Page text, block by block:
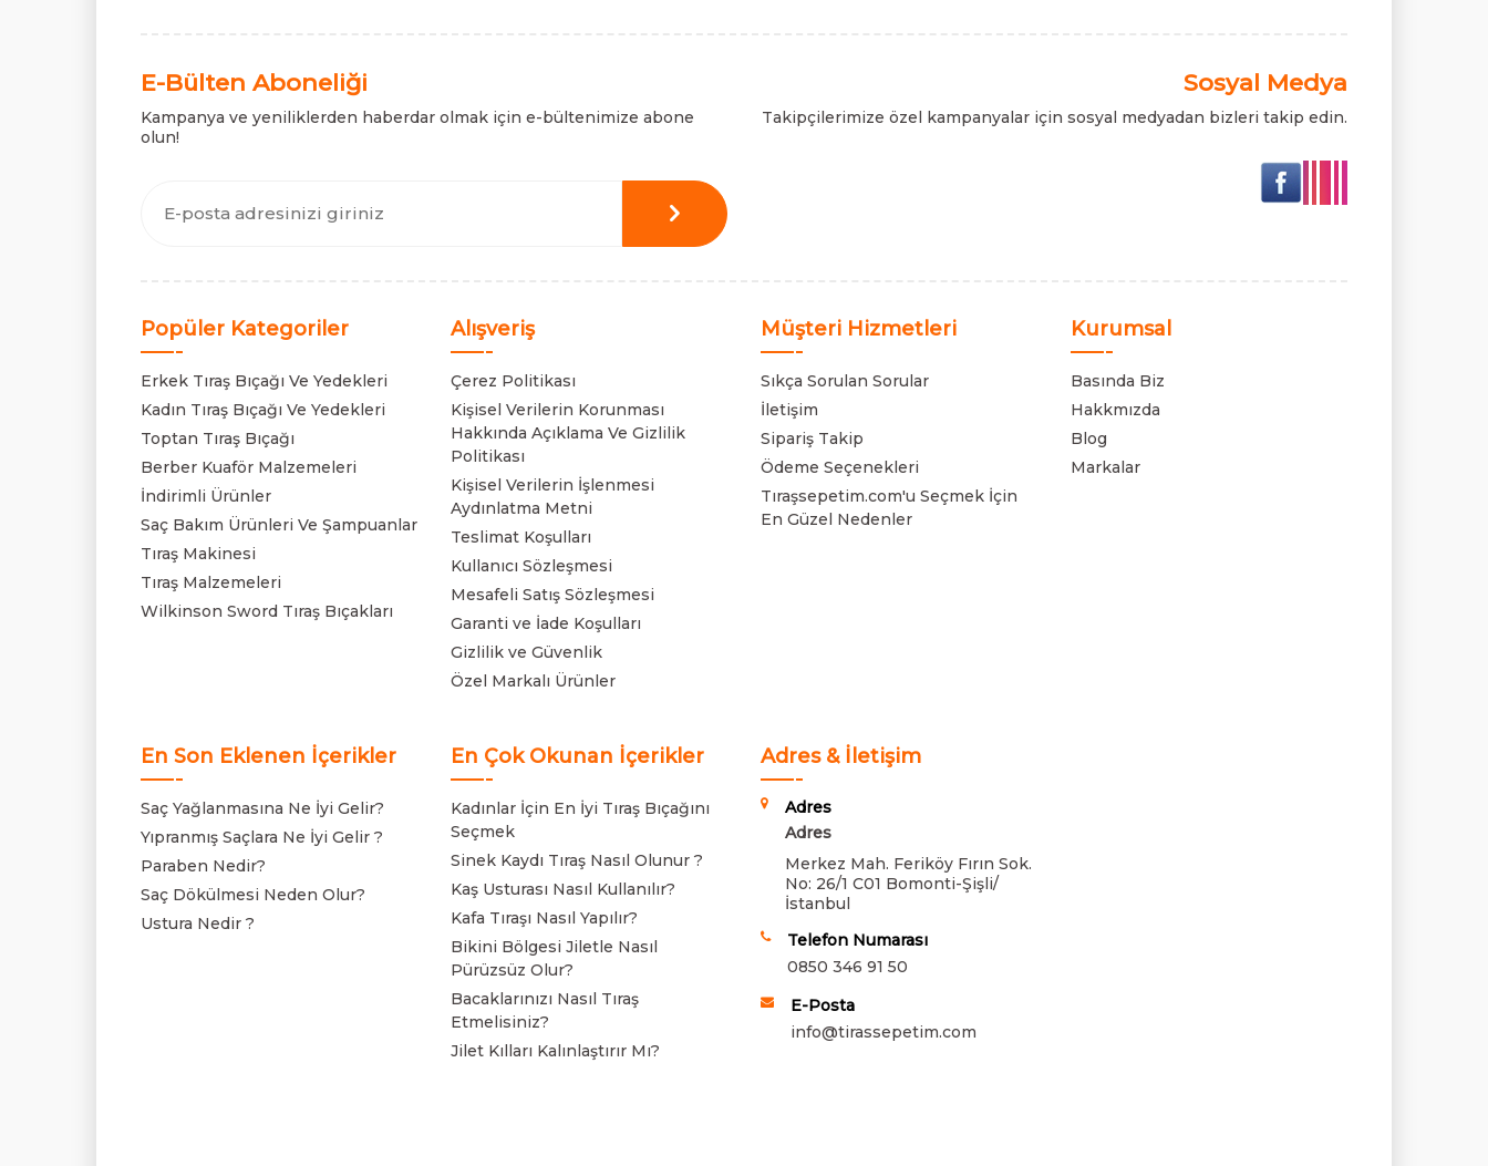
E-Bülten Aboneliği
Kampanya ve yeniliklerden haberdar olmak için e-bültenimize abone
olun!
Sosyal Medya
Takipçilerimize özel kampanyalar için sosyal medyadan bizleri takip edin.
Popüler Kategoriler
Erkek Tıraş Bıçağı Ve Yedekleri
Kadın Tıraş Bıçağı Ve Yedekleri
Toptan Tıraş Bıçağı
Berber Kuaför Malzemeleri
İndirimli Ürünler
Saç Bakım Ürünleri Ve Şampuanlar
Tıraş Makinesi
Tıraş Malzemeleri
Wilkinson Sword Tıraş Bıçakları
Alışveriş
Çerez Politikası
Kişisel Verilerin Korunması
Hakkında Açıklama Ve Gizlilik
Politikası
Kişisel Verilerin İşlenmesi
Aydınlatma Metni
Teslimat Koşulları
Kullanıcı Sözleşmesi
Mesafeli Satış Sözleşmesi
Garanti ve İade Koşulları
Gizlilik ve Güvenlik
Özel Markalı Ürünler
Müşteri Hizmetleri
Sıkça Sorulan Sorular
İletişim
Sipariş Takip
Ödeme Seçenekleri
Tıraşsepetim.com'u Seçmek İçin
En Güzel Nedenler
Kurumsal
Basında Biz
Hakkmızda
Blog
Markalar
En Son Eklenen İçerikler
Saç Yağlanmasına Ne İyi Gelir?
Yıpranmış Saçlara Ne İyi Gelir ?
Paraben Nedir?
Saç Dökülmesi Neden Olur?
Ustura Nedir ?
En Çok Okunan İçerikler
Kadınlar İçin En İyi Tıraş Bıçağını
Seçmek
Sinek Kaydı Tıraş Nasıl Olunur ?
Kaş Usturası Nasıl Kullanılır?
Kafa Tıraşı Nasıl Yapılır?
Bikini Bölgesi Jiletle Nasıl
Pürüzsüz Olur?
Bacaklarınızı Nasıl Tıraş
Etmelisiniz?
Jilet Kılları Kalınlaştırır Mı?
Adres & İletişim
Adres
Adres
Merkez Mah. Feriköy Fırın Sok.
No: 26/1 C01 Bomonti-Şişli/
İstanbul
Telefon Numarası
0850 346 91 50
E-Posta
info@tirassepetim.com